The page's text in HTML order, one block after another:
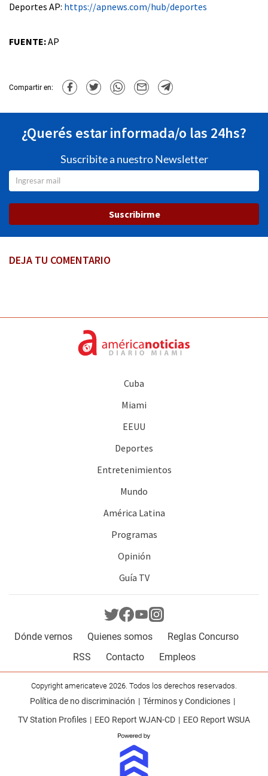
Deportes AP: https://apnews.com/hub/deportes
FUENTE:AP
Compartir en:
¿Querés estar informada/o las 24hs?
Suscribite a nuestro Newsletter
Suscribirme
DEJA TU COMENTARIO
Cuba
Miami
EEUU
Deportes
Entretenimientos
Mundo
América Latina
Programas
Opinión
Guía TV
Dónde vernos Quienes somos
Reglas Concurso
RSS
Contacto Empleos
Copyright americateve 2026. Todos los derechos reservados.
Política de no discriminación
Términos y Condiciones
TV Station Profiles
EEO Report WJAN-CD EEO Report WSUA